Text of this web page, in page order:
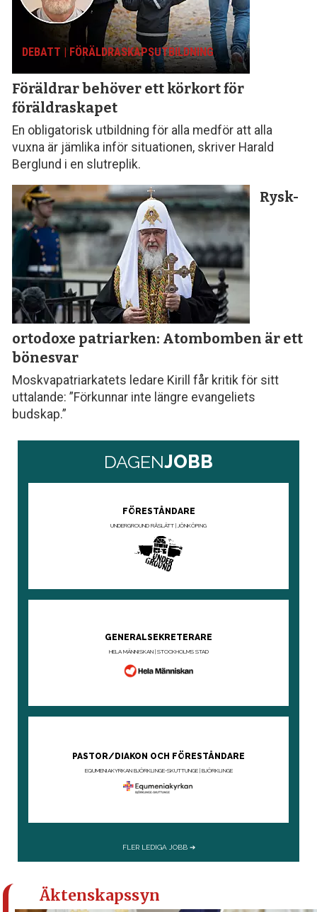
DEBATT | FÖRÄLDRASKAPS­UTBILDNING
Föräldrar behöver ett körkort för
föräldraskapet
En obligatorisk utbildning för alla medför att alla
vuxna är jämlika inför situationen, skriver Harald
Berglund i en slutreplik.
Rysk-
ortodoxe patriarken: Atombomben är ett
bönesvar
Moskvapatriarkatets ledare Kirill får kritik för sitt
uttalande: ”Förkunnar inte längre evangeliets
budskap.”
Äktenskapssyn